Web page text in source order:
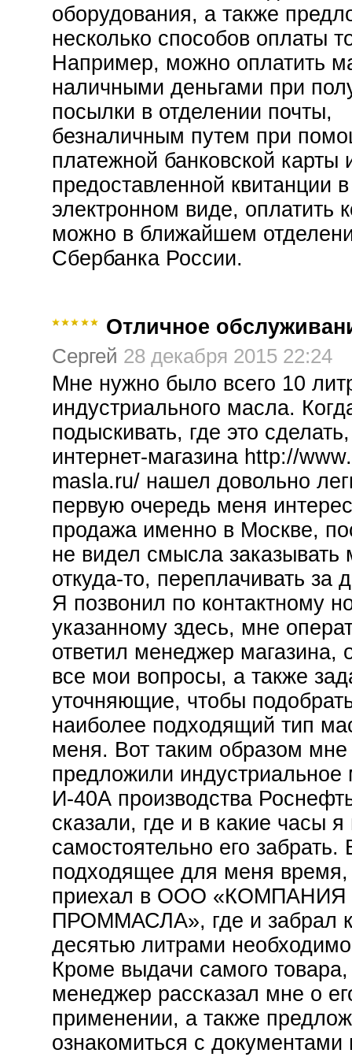
оборудования, а также
несколько способов оплаты
Например, можно оплатить
наличными деньгами при
посылки в отделении почты,
безналичным путем при
платежной банковской карты
предоставленной квитанции в
электронном виде, оплатить
можно в ближайшем
Сбербанка России.
Отличное
Сергей 28 декабря 2015 22:24
Мне нужно было всего 10
индустриального масла.
подыскивать, где это
интернет-магазина http://
masla.ru/ нашел довольно
первую очередь меня
продажа именно в Москве,
не видел смысла заказывать
откуда-то, переплачивать за
Я позвонил по контактному
указанному здесь, мне
ответил менеджер магазина,
все мои вопросы, а также
уточняющие, чтобы
наиболее подходящий тип
меня. Вот таким образом мне
предложили индустриальное
И-40А производства
сказали, где и в какие часы я
самостоятельно его забрать.
подходящее для меня время,
приехал в ООО «КОМПАНИЯ
ПРОММАСЛА», где и забрал
десятью литрами
Кроме выдачи самого товара,
менеджер рассказал мне о
применении, а также
ознакомиться с документами